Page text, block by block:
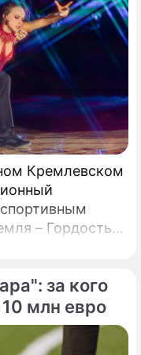
Кремлевском
– Гордость
искусств РФ,
страна
жизни и
за кого
млн евро